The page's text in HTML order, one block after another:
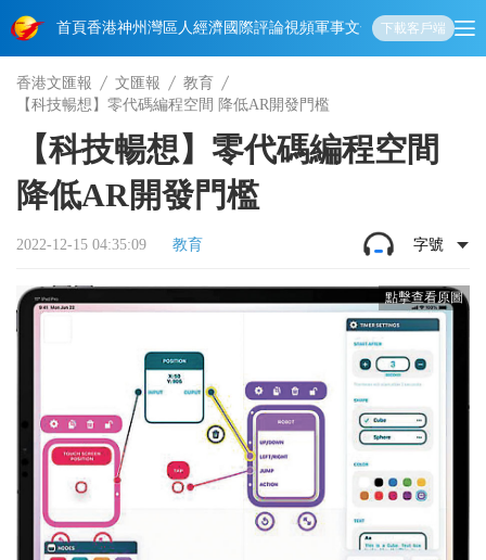
首頁香港神州 灣區人經濟國際評論視頻軍事文化 娛樂生活教育體
下載客戶端
香港文匯報 文匯報
教育
【科技暢想】零代碼編程空間 降低AR開發門檻
【科技暢想】零代碼編程空間
降低AR開發門檻
2022-12-15 04:35:09 教育 字號